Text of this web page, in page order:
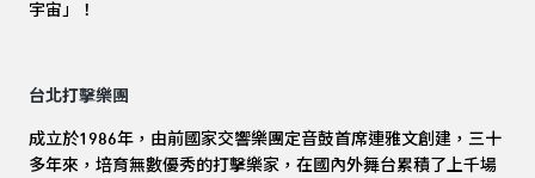
宇宙」！
台北打擊樂團
成立於1986年，由前國家交響樂團定音鼓首席連雅文創建，三十
多年來，培育無數優秀的打擊樂家，在國內外舞台累積了上千場